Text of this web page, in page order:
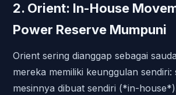
2. Orient: In-House
Power Reserve Mumpuni
Orient sering dianggap sebagai
mereka memiliki keunggulan sendiri:
mesinnya dibuat sendiri (*in-